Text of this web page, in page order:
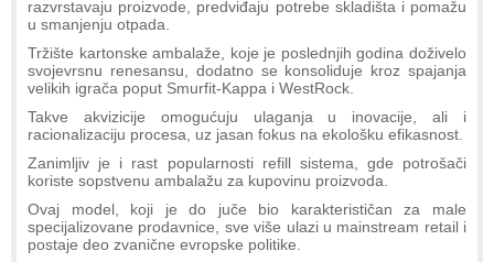
razvrstavaju proizvode, predviđaju potrebe skladišta i pomažu
u smanjenju otpada.
Tržište kartonske ambalaže, koje je poslednjih godina doživelo
svojevrsnu renesansu, dodatno se konsoliduje kroz spajanja
velikih igrača poput Smurfit-Kappa i WestRock.
Takve akvizicije omogućuju ulaganja u inovacije, ali i
racionalizaciju procesa, uz jasan fokus na ekološku efikasnost.
Zanimljiv je i rast popularnosti refill sistema, gde potrošači
koriste sopstvenu ambalažu za kupovinu proizvoda.
Ovaj model, koji je do juče bio karakterističan za male
specijalizovane prodavnice, sve više ulazi u mainstream retail i
postaje deo zvanične evropske politike.